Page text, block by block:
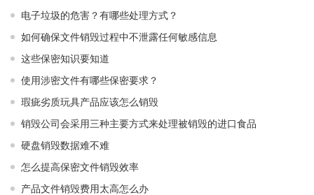
电子垃圾的危害？有哪些处理方式？
如何确保文件销毁过程中不泄露任何敏感信息
这些保密知识要知道
使用涉密文件有哪些保密要求？
瑕疵劣质玩具产品应该怎么销毁
销毁公司会采用三种主要方式来处理被销毁的进口食品
硬盘销毁数据难不难
怎么提高保密文件销毁效率
产品文件销毁费用太高怎么办